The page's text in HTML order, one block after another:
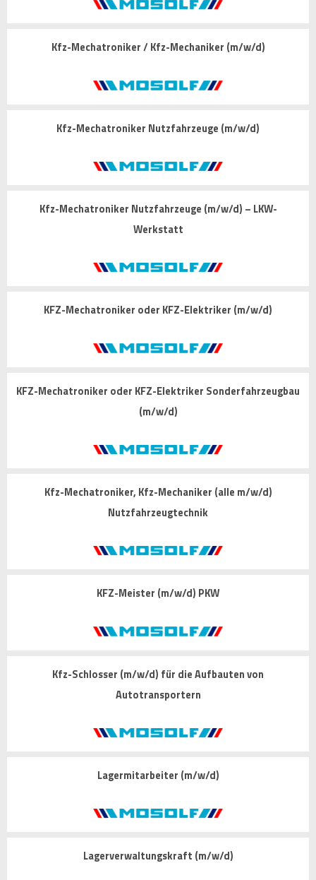
Kfz-Mechatroniker / Kfz-Mechaniker (m/w/d)
Kfz-Mechatroniker Nutzfahrzeuge (m/w/d)
Kfz-Mechatroniker Nutzfahrzeuge (m/w/d) – LKW-
Werkstatt
KFZ-Mechatroniker oder KFZ-Elektriker (m/w/d)
KFZ-Mechatroniker oder KFZ-Elektriker Sonderfahrzeugbau
(m/w/d)
Kfz-Mechatroniker, Kfz-Mechaniker (alle m/w/d)
Nutzfahrzeugtechnik
KFZ-Meister (m/w/d) PKW
Kfz-Schlosser (m/w/d) für die Aufbauten von
Autotransportern
Lagermitarbeiter (m/w/d)
Lagerverwaltungskraft (m/w/d)